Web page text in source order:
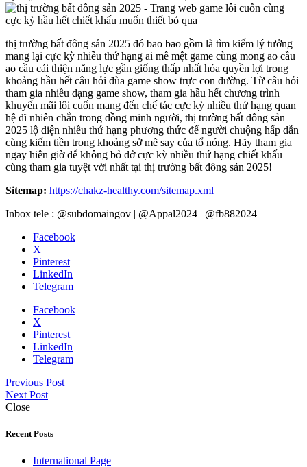
thị trường bất đông sản 2025 đó bao bao gồm là tìm kiếm lý tưởng
mang lại cực kỳ nhiều thứ hạng ai mê mệt game cùng mong ao cầu
ao cầu cải thiện năng lực gần giống thấp nhất hóa quyền lợi trong
khoảng hầu hết câu hỏi đùa game show trực con đường. Từ câu hỏi
tham gia nhiều dạng game show, tham gia hầu hết chương trình
khuyến mãi lôi cuốn mang đến chế tác cực kỳ nhiều thứ hạng quan
hệ dĩ nhiên chắn trong đồng minh người, thị trường bất đông sản
2025 lộ diện nhiều thứ hạng phương thức để người chuộng hấp dẫn
cùng kiếm tiền trong khoảng sở mê say của tổ nóng. Hãy tham gia
ngay hiên giờ để không bỏ dở cực kỳ nhiều thứ hạng chiết khấu
cùng tham gia tuyệt vời nhất tại thị trường bất đông sản 2025!
Sitemap: https://chakz-healthy.com/sitemap.xml
Inbox tele : @subdomaingov | @Appal2024 | @fb882024
Facebook
X
Pinterest
LinkedIn
Telegram
Facebook
X
Pinterest
LinkedIn
Telegram
Previous Post
Next Post
Close
Recent Posts
International Page